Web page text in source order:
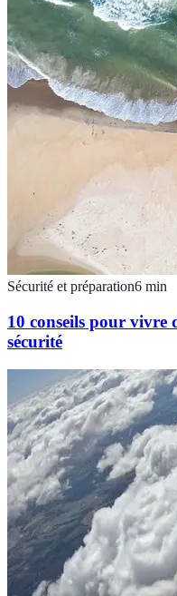
Sécurité et préparation6 min
10 conseils pour vivre
sécurité